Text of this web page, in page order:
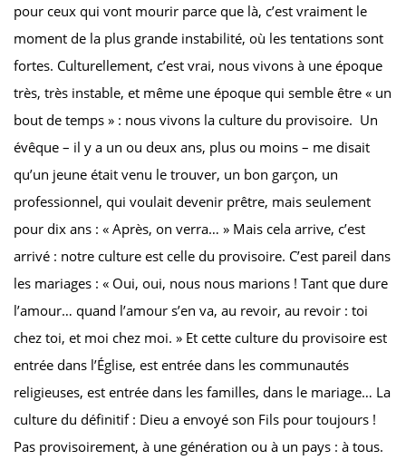
pour ceux qui vont mourir parce que là, c’est vraiment le
moment de la plus grande instabilité, où les tentations sont
fortes. Culturellement, c’est vrai, nous vivons à une époque
très, très instable, et même une époque qui semble être « un
bout de temps » : nous vivons la culture du provisoire. Un
évêque – il y a un ou deux ans, plus ou moins – me disait
qu’un jeune était venu le trouver, un bon garçon, un
professionnel, qui voulait devenir prêtre, mais seulement
pour dix ans : « Après, on verra… » Mais cela arrive, c’est
arrivé : notre culture est celle du provisoire. C’est pareil dans
les mariages : « Oui, oui, nous nous marions ! Tant que dure
l’amour… quand l’amour s’en va, au revoir, au revoir : toi
chez toi, et moi chez moi. » Et cette culture du provisoire est
entrée dans l’Église, est entrée dans les communautés
religieuses, est entrée dans les familles, dans le mariage… La
culture du définitif : Dieu a envoyé son Fils pour toujours !
Pas provisoirement, à une génération ou à un pays : à tous.